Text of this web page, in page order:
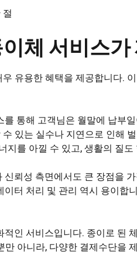
이체 서비스
유용한 혜택을 제공합니다.
통해 고객님은 월말에 납부
있는 실수나 지연으로 인해
지를 아낄 수 있고, 생활의 질도
뢰성 측면에서도 큰 장점을
터 처리 및 관리 역시 용이
인 서비스입니다. 종이로 된
만 아니라, 다양한 결제수단을